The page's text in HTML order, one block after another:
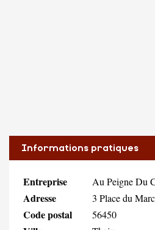
Informations pratiques
Entreprise Au Peigne Du
Adresse 3 Place du
Code postal 56450